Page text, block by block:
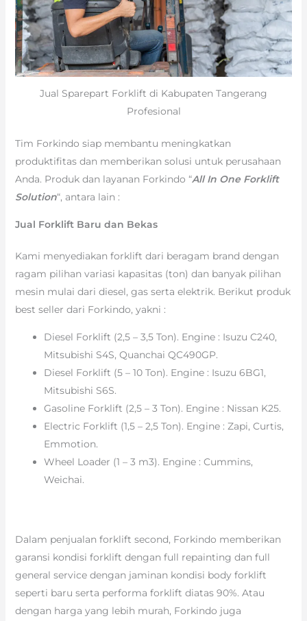
Jual Sparepart Forklift di Kabupaten Tangerang
Profesional
Tim Forkindo siap membantu meningkatkan
produktifitas dan memberikan solusi untuk perusahaan
Anda. Produk dan layanan Forkindo “All In One Forklift
Solution“, antara lain :
Jual Forklift Baru dan Bekas
Kami menyediakan forklift dari beragam brand dengan
ragam pilihan variasi kapasitas (ton) dan banyak pilihan
mesin mulai dari diesel, gas serta elektrik. Berikut produk
best seller dari Forkindo, yakni :
Diesel Forklift (2,5 – 3,5 Ton). Engine : Isuzu C240,
Mitsubishi S4S, Quanchai QC490GP.
Diesel Forklift (5 – 10 Ton). Engine : Isuzu 6BG1,
Mitsubishi S6S.
Gasoline Forklift (2,5 – 3 Ton). Engine : Nissan K25.
Electric Forklift (1,5 – 2,5 Ton). Engine : Zapi, Curtis,
Emmotion.
Wheel Loader (1 – 3 m3). Engine : Cummins,
Weichai.
Dalam penjualan forklift second, Forkindo memberikan
garansi kondisi forklift dengan full repainting dan full
general service dengan jaminan kondisi body forklift
seperti baru serta performa forklift diatas 90%. Atau
dengan harga yang lebih murah, Forkindo juga